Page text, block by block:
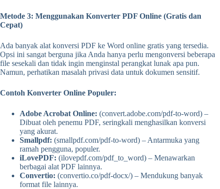
Metode 3: Menggunakan Konverter PDF Online (Gratis dan
Cepat)
Ada banyak alat konversi PDF ke Word online gratis yang tersedia.
Opsi ini sangat berguna jika Anda hanya perlu mengonversi beberapa
file sesekali dan tidak ingin menginstal perangkat lunak apa pun.
Namun, perhatikan masalah privasi data untuk dokumen sensitif.
Contoh Konverter Online Populer:
Adobe Acrobat Online: (convert.adobe.com/pdf-to-word) –
Dibuat oleh penemu PDF, seringkali menghasilkan konversi
yang akurat.
Smallpdf: (smallpdf.com/pdf-to-word) – Antarmuka yang
ramah pengguna, populer.
iLovePDF: (ilovepdf.com/pdf_to_word) – Menawarkan
berbagai alat PDF lainnya.
Convertio: (convertio.co/pdf-docx/) – Mendukung banyak
format file lainnya.